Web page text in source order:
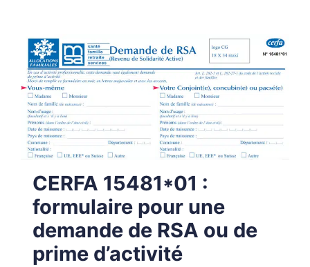
CERFA 15481*01 :
formulaire pour une
demande de RSA ou de
prime d’activité